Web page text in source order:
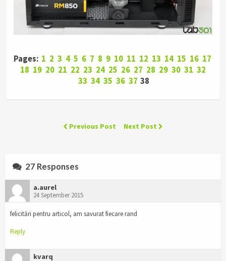
Pages: 1 2 3 4 5 6 7 8 9 10 11 12 13 14 15 16 17
18 19 20 21 22 23 24 25 26 27 28 29 30 31 32
33 34 35 36 37 38
Previous Post Next Post
27 Responses
a.aurel
24 September 2015
felicitări pentru articol, am savurat fiecare rand
Reply
kvarq